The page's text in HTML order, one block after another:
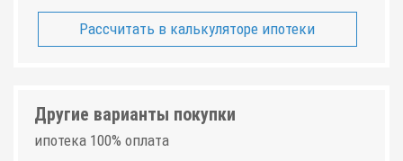
Рассчитать в калькуляторе ипотеки
Другие варианты покупки
ипотека 100% оплата